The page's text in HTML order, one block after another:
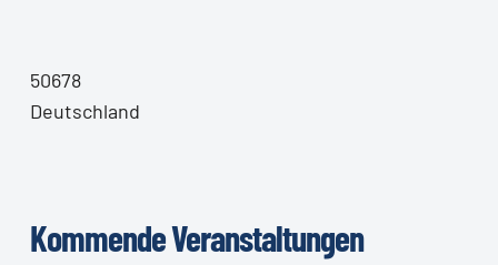
50678
Deutschland
Kommende Veranstaltungen